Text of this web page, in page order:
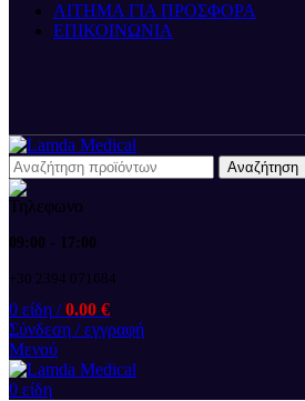
ΑΙΤΗΜΑ ΓΙΑ ΠΡΟΣΦΟΡΑ
ΕΠΙΚΟΙΝΩΝΙΑ
Αναζήτηση
09:00 - 17:00
+30 2394 071684
0 είδη / 0.00 €
Σύνδεση / εγγραφή
Μενού
0 είδη